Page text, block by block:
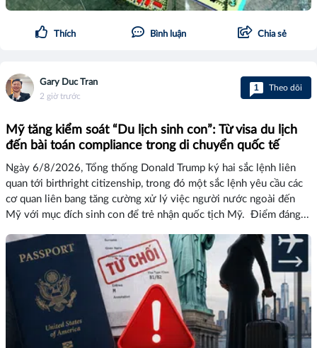
Thích Bình luận Chia sẻ
Gary Duc Tran
2 giờ trước
1 Theo dõi
Mỹ tăng kiểm soát “Du lịch sinh con”: Từ visa du lịch
đến bài toán compliance trong di chuyển quốc tế
Ngày 6/8/2026, Tổng thống Donald Trump ký hai sắc lệnh liên
quan tới birthright citizenship, trong đó một sắc lệnh yêu cầu các
cơ quan liên bang tăng cường xử lý việc người nước ngoài đến
Mỹ với mục đích sinh con để trẻ nhận quốc tịch Mỹ. Điểm đáng...